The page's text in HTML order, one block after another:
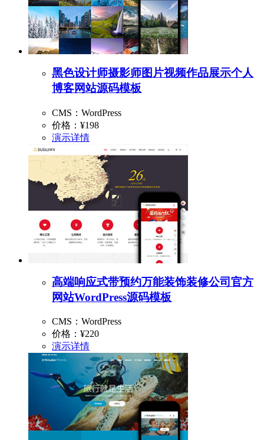
黑色设计师摄影师图片视频作品展示个人
博客网站源码模板
CMS：WordPress
价格： ¥198
演示详情
高端响应式带预约万能装饰装修公司官方
网站WordPress源码模板
CMS：WordPress
价格： ¥220
演示详情